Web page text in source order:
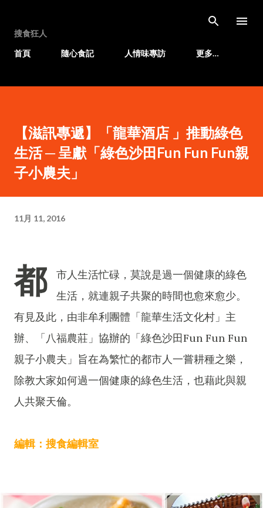
搜食狂人
首頁
隨心食記 人情味專訪 更多…
【滋訊專遞】「龍華酒店 」推動綠色
生活 ─ 呈獻「綠色沙田Fun Fun Fun親
子小農夫」
11月 11, 2016
都
市人生活忙碌，莫說是過一個健康的綠色
生活，就連親子共聚的時間也愈來愈少。
有見及此，由非牟利團體「龍華生活文化村」主
辦、「八福農莊」協辦的「綠色沙田Fun Fun Fun
親子小農夫」旨在為繁忙的都市人一嘗耕種之樂，
除教大家如何過一個健康的綠色生活，也藉此與親
人共聚天倫。
編輯：搜食編輯室